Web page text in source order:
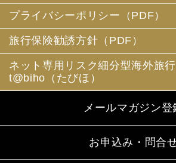
プライバシーポリシー（PDF）
旅行保険勧誘方針（PDF）
ネット専用リスク細分型海外旅
t@biho（たびほ）
メールマガジン登
お申込み・問合